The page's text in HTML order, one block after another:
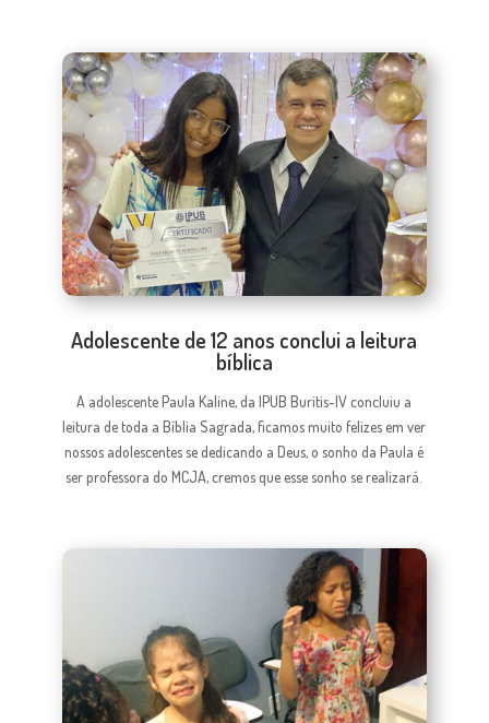
Adolescente de 12 anos conclui a leitura
bíblica
A adolescente Paula Kaline, da IPUB Buritis-IV concluiu a
leitura de toda a Bíblia Sagrada, ficamos muito felizes em ver
nossos adolescentes se dedicando a Deus, o sonho da Paula é
ser professora do MCJA, cremos que esse sonho se realizará.